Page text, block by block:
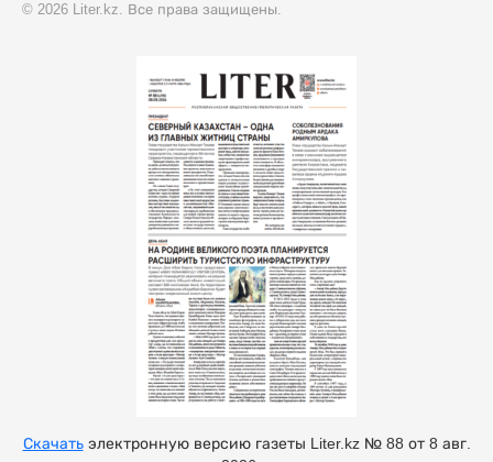
© 2026 Liter.kz. Все права защищены.
Скачатьэлектронную версию газеты Liter.kz № 88 от 8 авг.